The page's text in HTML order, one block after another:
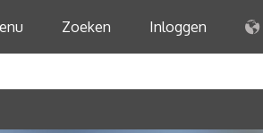
Zoeken Inloggen